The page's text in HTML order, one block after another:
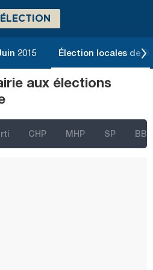
ÉLECTION
2015 Élection locales de
aux élections
CHP MHP SP BBP